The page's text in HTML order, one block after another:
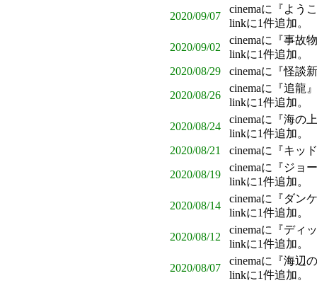
2020/09/07
cinemaに『よう
linkに1件追加。
2020/09/02
cinemaに『事故
linkに1件追加。
2020/08/29
cinemaに『怪談
2020/08/26
cinemaに『追龍
linkに1件追加。
2020/08/24
cinemaに『海の
linkに1件追加。
2020/08/21
cinemaに『キッ
2020/08/19
cinemaに『ジョ
linkに1件追加。
2020/08/14
cinemaに『ダン
linkに1件追加。
2020/08/12
cinemaに『ディ
linkに1件追加。
2020/08/07
cinemaに『海辺
linkに1件追加。